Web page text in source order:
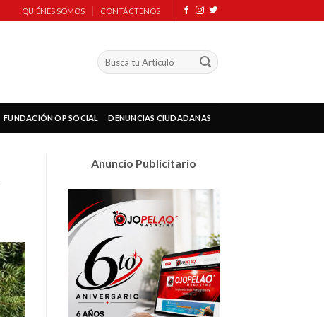
QUIÉNES SOMOS CONTÁCTENOS
FUNDACIÓN OP SOCIAL DENUNCIAS CIUDADANAS
Anuncio Publicitario